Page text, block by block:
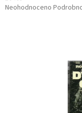
Průměrné
Neohodnoceno